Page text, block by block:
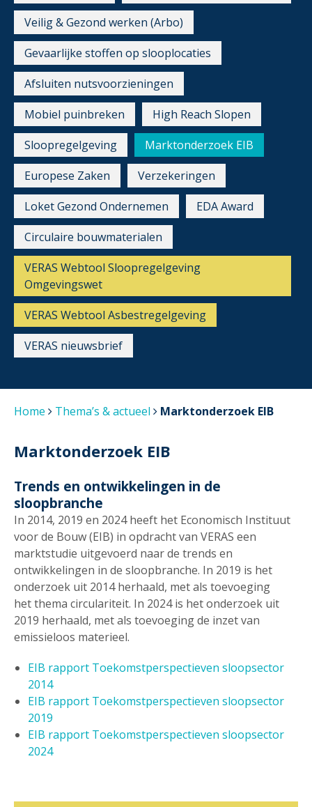
Veilig & Gezond werken (Arbo)
Gevaarlijke stoffen op slooplocaties
Afsluiten nutsvoorzieningen
Mobiel puinbreken
High Reach Slopen
Sloopregelgeving
Marktonderzoek EIB
Europese Zaken
Verzekeringen
Loket Gezond Ondernemen
EDA Award
Circulaire bouwmaterialen
VERAS Webtool Sloopregelgeving
Omgevingswet
VERAS Webtool Asbestregelgeving
VERAS nieuwsbrief
Home Thema’s & actueel Marktonderzoek EIB
Marktonderzoek EIB
Trends en ontwikkelingen in de
sloopbranche
In 2014, 2019 en 2024 heeft het Economisch Instituut
voor de Bouw (EIB) in opdracht van VERAS een
marktstudie uitgevoerd naar de trends en
ontwikkelingen in de sloopbranche. In 2019 is het
onderzoek uit 2014 herhaald, met als toevoeging
het thema circulariteit. In 2024 is het onderzoek uit
2019 herhaald, met als toevoeging de inzet van
emissieloos materieel.
EIB rapport Toekomstperspectieven sloopsector
2014
EIB rapport Toekomstperspectieven sloopsector
2019
EIB rapport Toekomstperspectieven sloopsector
2024